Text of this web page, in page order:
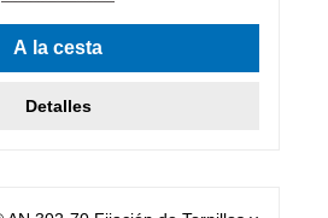
A la cesta
Detalles